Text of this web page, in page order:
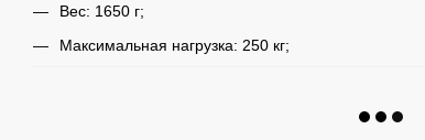
Вес: 1650 г;
Максимальная нагрузка: 250 кг;